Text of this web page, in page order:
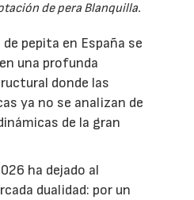
de pera Blanquilla.
pepita en España se
una profunda
donde las
ya no se analizan de
de la gran
ha dejado al
dualidad: por un